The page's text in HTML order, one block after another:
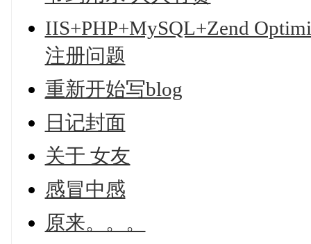
IIS+PHP+MySQL+Zend
注册问题
重新开始写blog
日记封面
关于 女友
感冒中感
原来。。。